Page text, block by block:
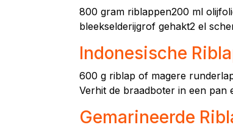
800 gram riblappen200 ml
bleekselderijgrof gehakt2 el
Indonesische
600 g riblap of magere
Verhit de braadboter in een pan
Gemarineerde